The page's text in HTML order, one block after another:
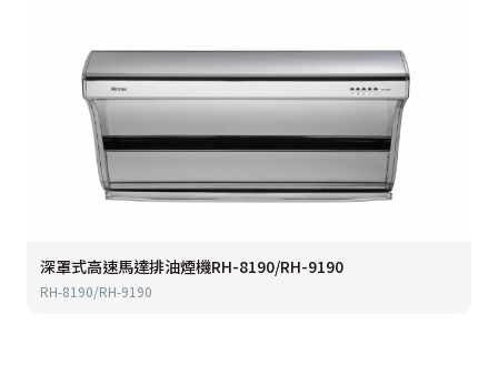
深罩式高速馬達排油煙機RH-8190/RH-9190
RH-8190/RH-9190